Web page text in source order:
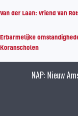
Van der Laan: vriend van
Erbarmelijke
Koranscholen
NAP: Nieuw